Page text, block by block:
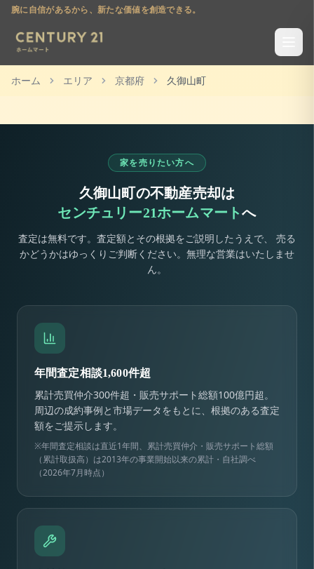
腕に自信があるから、新たな価値を創造できる。
ホーム エリア 京都府 久御山町
家を売りたい方へ
久御山町の不動産売却は
センチュリー21ホームマートへ
査定は無料です。査定額とその根拠をご説明したうえで、 売る
かどうかはゆっくりご判断ください。無理な営業はいたしませ
ん。
年間査定相談1,600件超
累計売買仲介300件超・販売サポート総額100億円超。
周辺の成約事例と市場データをもとに、根拠のある査定
額をご提示します。
※年間査定相談は直近1年間、累計売買仲介・販売サポート総額
（累計取扱高）は2013年の事業開始以来の累計・自社調べ
（2026年7月時点）